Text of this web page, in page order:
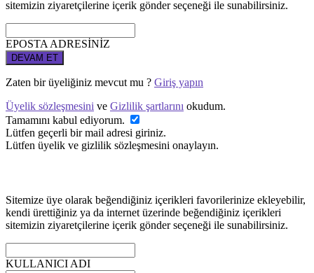
sitemizin ziyaretçilerine içerik gönder seçeneği ile sunabilirsiniz.
EPOSTA ADRESİNİZ
DEVAM ET
Zaten bir üyeliğiniz mevcut mu ? Giriş yapın
Üyelik sözleşmesini ve Gizlilik şartlarını okudum.
Tamamını kabul ediyorum.
Lütfen geçerli bir mail adresi giriniz.
Lütfen üyelik ve gizlilik sözleşmesini onaylayın.
Sitemize üye olarak beğendiğiniz içerikleri favorilerinize ekleyebilir,
kendi ürettiğiniz ya da internet üzerinde beğendiğiniz içerikleri
sitemizin ziyaretçilerine içerik gönder seçeneği ile sunabilirsiniz.
KULLANICI ADI